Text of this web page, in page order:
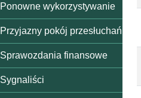
Ponowne wykorzystywanie
Przyjazny pokój przesłuchań
Sprawozdania finansowe
Sygnaliści